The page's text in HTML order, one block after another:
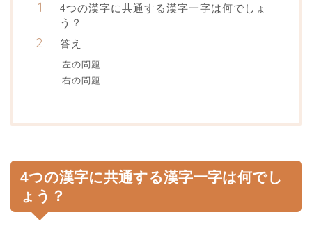
4つの漢字に共通する漢字一字は何でしょ
う？
答え
左の問題
右の問題
4つの漢字に共通する漢字一字は何でし
ょう？